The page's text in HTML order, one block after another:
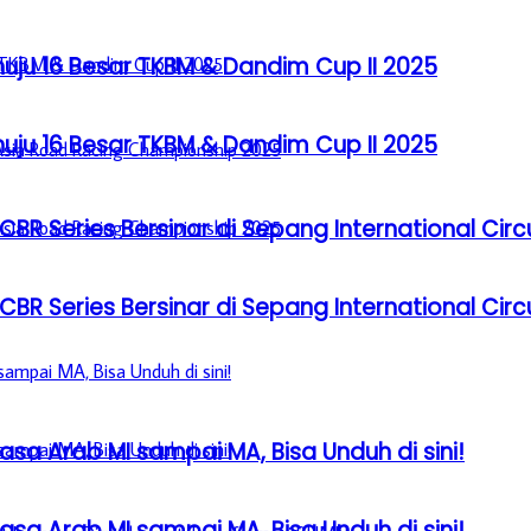
16 Besar TKBM & Dandim Cup II 2025
Series Bersinar di Sepang International
Arab MI sampai MA, Bisa Unduh di sini!
16 Besar TKBM & Dandim Cup II 2025
Series Bersinar di Sepang International